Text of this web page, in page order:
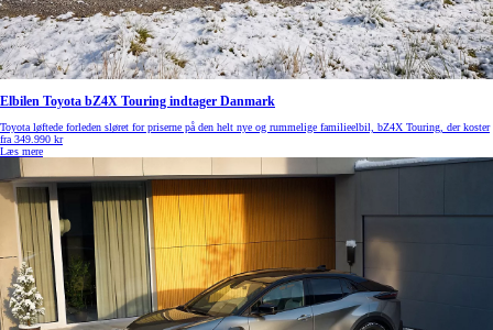
Elbilen Toyota bZ4X Touring indtager Danmark
Toyota løftede forleden sløret for priserne på den helt nye og rummelige familieelbil, bZ4X Touring, der koster
fra 349.990 kr
Læs mere